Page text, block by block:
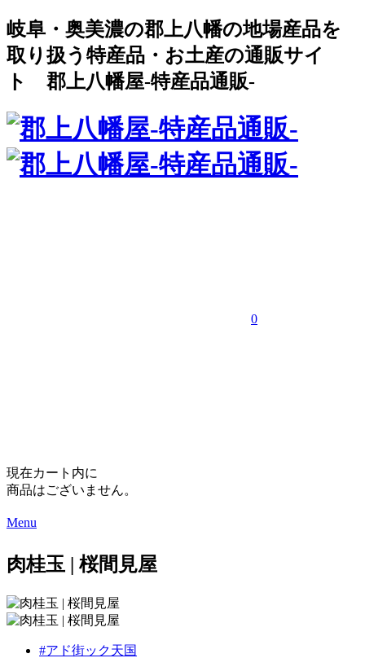
岐阜・奥美濃の郡上八幡の地場産品を
取り扱う特産品・お土産の通販サイ
ト 郡上八幡屋-特産品通販-
0
現在カート内に
商品はございません。
Menu
肉桂玉 | 桜間見屋
#アド街ック天国